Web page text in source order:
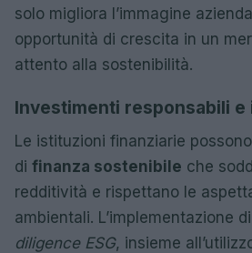
solo migliora l’immagine
opportunità di crescita in un
attento alla sostenibilità.
Investimenti responsabili e
Le istituzioni finanziarie
di finanza sostenibile che
redditività e rispettano le
ambientali. L’implementazione
diligence ESG, insieme